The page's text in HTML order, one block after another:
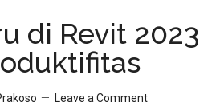
di Revit 2023
Leave a Comment